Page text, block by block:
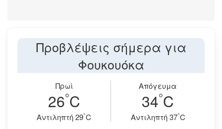
Προβλέψεις σήμερα για
Φουκουόκα
Πρωί
26°C
Aντιληπτή 29°C
Απόγευμα
34°C
Aντιληπτή 37°C